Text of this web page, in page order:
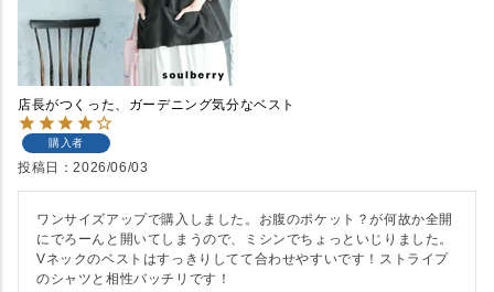
店長がつくった、ガーデニング気分なベスト
購入者
投稿日 2026/06/03
ワンサイズアップで購入しました。お腹のポケット？が何故か全開
にでろーんと開いてしまうので、ミシンでちょっといじりました。
Vネックのベストはすっきりしてて合わせやすいです！ストライプ
のシャツと相性バッチリです！